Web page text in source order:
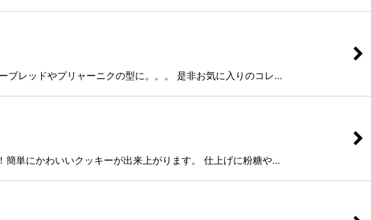
レッドやプリャーニクの型に。。。 是非お気に入りのコレ…
単にかわいいクッキーが出来上がります。 仕上げに粉糖や…